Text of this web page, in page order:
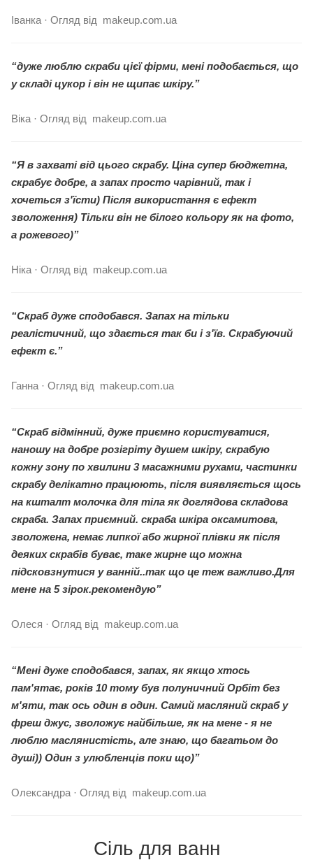
Іванка · Огляд від makeup.com.ua
“дуже люблю скраби цієї фірми, мені подобається, що
у складі цукор і він не щипає шкіру.”
Віка · Огляд від makeup.com.ua
“Я в захваті від цього скрабу. Ціна супер бюджетна,
скрабує добре, а запах просто чарівний, так і
хочеться з'їсти) Після використання є ефект
зволоження) Тільки він не білого кольору як на фото,
а рожевого)”
Ніка · Огляд від makeup.com.ua
“Скраб дуже сподобався. Запах на тільки
реалістичний, що здається так би і з'їв. Скрабуючий
ефект є.”
Ганна · Огляд від makeup.com.ua
“Скраб відмінний, дуже приємно користуватися,
наношу на добре розігріту душем шкіру, скрабую
кожну зону по хвилини 3 масажними рухами, частинки
скрабу делікатно працюють, після виявляється щось
на кшталт молочка для тіла як доглядова складова
скраба. Запах приємний. скраба шкіра оксамитова,
зволожена, немає липкої або жирної плівки як після
деяких скрабів буває, таке жирне що можна
підсковзнутися у ванній..так що це теж важливо.Для
мене на 5 зірок.рекомендую”
Олеся · Огляд від makeup.com.ua
“Мені дуже сподобався, запах, як якщо хтось
пам'ятає, років 10 тому був полуничний Орбіт без
м'яти, так ось один в один. Самий масляний скраб у
фреш джус, зволожує найбільше, як на мене - я не
люблю маслянистість, але знаю, що багатьом до
душі)) Один з улюбленців поки що)”
Олександра · Огляд від makeup.com.ua
Сіль для ванн